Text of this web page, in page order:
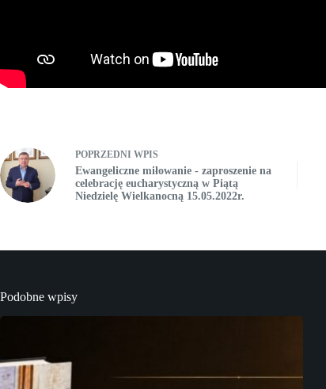
POPRZEDNI WPIS
Ewangeliczne miłowanie - zaproszenie na
celebrację eucharystyczną w Piątą
Niedzielę Wielkanocną 15.05.2022r.
Podobne wpisy